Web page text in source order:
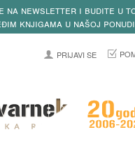
na newsletter i budite u
knjigama u našoj ponudi
PRIJAVI SE